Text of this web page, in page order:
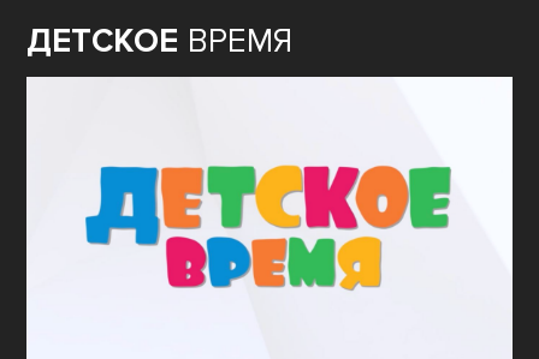
ДЕТСКОЕ ВРЕМЯ